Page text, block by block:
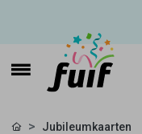
Jubileumkaarten